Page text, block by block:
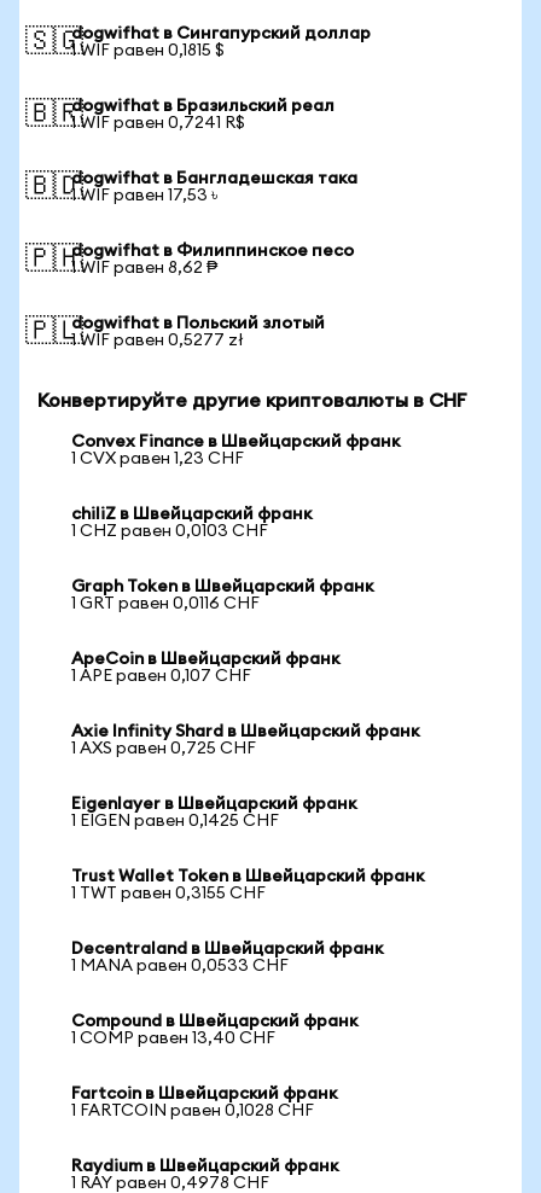
🇸🇬dogwifhat в Сингапурский доллар
1 WIF равен 0,1815 $
🇧🇷dogwifhat в Бразильский реал
1 WIF равен 0,7241 R$
🇧🇩dogwifhat в Бангладешская така
1 WIF равен 17,53 ৳
🇵🇭dogwifhat в Филиппинское песо
1 WIF равен 8,62 ₱
🇵🇱dogwifhat в Польский злотый
1 WIF равен 0,5277 zł
Конвертируйте другие криптовалюты в CHF
Convex Finance в Швейцарский франк
1 CVX равен 1,23 CHF
chiliZ в Швейцарский франк
1 CHZ равен 0,0103 CHF
Graph Token в Швейцарский франк
1 GRT равен 0,0116 CHF
ApeCoin в Швейцарский франк
1 APE равен 0,107 CHF
Axie Infinity Shard в Швейцарский франк
1 AXS равен 0,725 CHF
Eigenlayer в Швейцарский франк
1 EIGEN равен 0,1425 CHF
Trust Wallet Token в Швейцарский франк
1 TWT равен 0,3155 CHF
Decentraland в Швейцарский франк
1 MANA равен 0,0533 CHF
Compound в Швейцарский франк
1 COMP равен 13,40 CHF
Fartcoin в Швейцарский франк
1 FARTCOIN равен 0,1028 CHF
Raydium в Швейцарский франк
1 RAY равен 0,4978 CHF